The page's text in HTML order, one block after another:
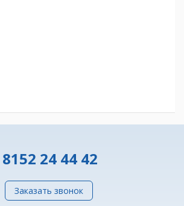
24 44 42
Заказать звонок